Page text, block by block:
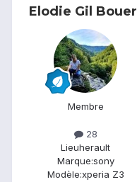
Elodie Gil Bouer
Membre
28
Lieuherault
Marque:sony
Modèle:xperia Z3